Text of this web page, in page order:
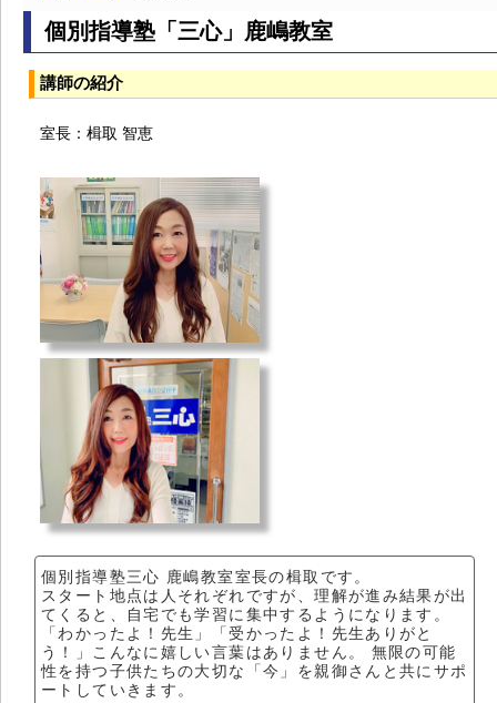
個別指導塾「三心」鹿嶋教室
講師の紹介
室長：楫取 智恵
個別指導塾三心 鹿嶋教室室長の楫取です。
スタート地点は人それぞれですが、理解が進み結果が出
てくると、自宅でも学習に集中するようになります。
「わかったよ！先生」「受かったよ！先生ありがと
う！」こんなに嬉しい言葉はありません。 無限の可能
性を持つ子供たちの大切な「今」を親御さんと共にサポ
ートしていきます。